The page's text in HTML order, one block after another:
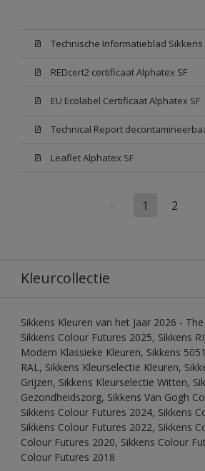
REDcert2 certificaat Alphatex SF
EU Ecolabel Certificaat Alphatex SF
Leaflet Alphatex SF
1 2
Kleurcollectie
Sikkens Kleuren van het Jaar 2026 -
Sikkens Colour Futures 2025, Sikkens
Modern Klassieke Kleuren, Sikkens
RAL, Sikkens Kleurselectie Kleuren,
Grijzen, Sikkens Kleurselectie Witten,
Gezondheidszorg, Sikkens Van Gogh
Sikkens Colour Futures 2024, Sikkens
Sikkens Colour Futures 2022, Sikkens
Colour Futures 2020, Sikkens Colour
Colour Futures 2018